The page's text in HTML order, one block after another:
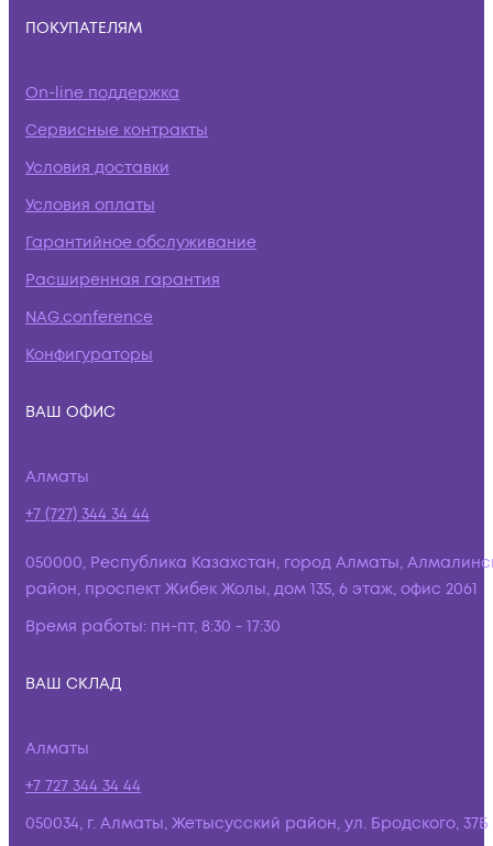
ПОКУПАТЕЛЯМ
On-line поддержка
Сервисные контракты
Условия доставки
Условия оплаты
Гарантийное обслуживание
Расширенная гарантия
NAG.conference
Конфигураторы
ВАШ ОФИС
Алматы
+7 (727) 344 34 44
050000, Республика Казахстан, город Алматы,
район, проспект Жибек Жолы, дом 135, 6 этаж, офис 2061
Время работы: пн-пт, 8:30 - 17:30
ВАШ СКЛАД
Алматы
+7 727 344 34 44
050034, г. Алматы, Жетысусский район, ул. Бродского, 37Б